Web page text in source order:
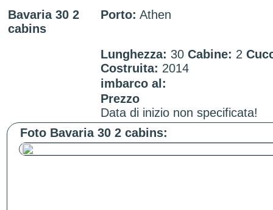
Bavaria 30 2
cabins
Porto: Athen
Lunghezza: 30 Cabine: 2
Costruita: 2014
imbarco al:
Prezzo
Data di inizio non specificata!
Foto Bavaria 30 2 cabins: